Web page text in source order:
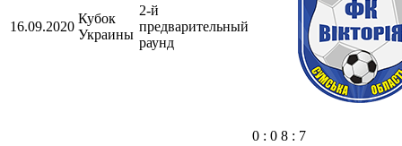
16.09.2020
Кубок
Украины
2-й
предварительный
раунд
0 : 0 8 : 7